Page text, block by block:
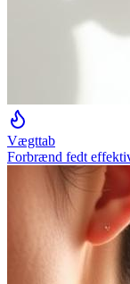
Vægttab
Forbrænd fedt